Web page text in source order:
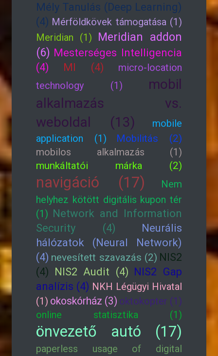
Mély Tanulás (Deep Learning)
(4) Mérföldkövek támogatása (1)
Meridian (1)
Meridian addon
(6) Mesterséges Intelligencia
(4)
MI (4)
micro-location
technology (1)
mobil
alkalmazás vs.
weboldal (13)
mobile
application (1)
Mobilitás (2)
mobilos alkalmazás (1)
munkáltatói márka (2)
navigáció (17)
Nem
helyhez kötött digitális kupon tér
(1) Network and Information
Security (4)
Neurális
hálózatok (Neural Network)
(4) nevesített szavazás (2) NIS2
(4) NIS2 Audit (4) NIS2 Gap
analízis (4) NKH Légügyi Hivatal
(1) okoskórház (3) oktokopter (1)
online statisztika (1)
önvezető autó (17)
paperless usage of digital